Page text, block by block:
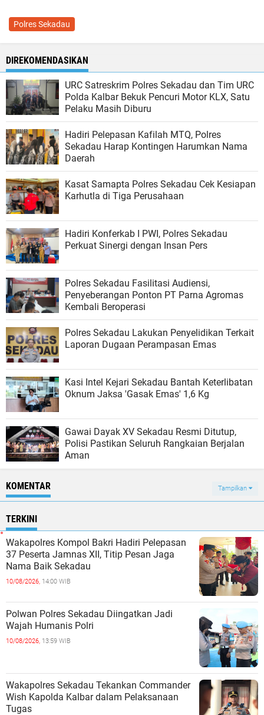
Polres Sekadau
DIREKOMENDASIKAN
URC Satreskrim Polres Sekadau dan Tim URC
Polda Kalbar Bekuk Pencuri Motor KLX, Satu
Pelaku Masih Diburu
Hadiri Pelepasan Kafilah MTQ, Polres
Sekadau Harap Kontingen Harumkan Nama
Daerah
Kasat Samapta Polres Sekadau Cek Kesiapan
Karhutla di Tiga Perusahaan
Hadiri Konferkab I PWI, Polres Sekadau
Perkuat Sinergi dengan Insan Pers
Polres Sekadau Fasilitasi Audiensi,
Penyeberangan Ponton PT Parna Agromas
Kembali Beroperasi
Polres Sekadau Lakukan Penyelidikan Terkait
Laporan Dugaan Perampasan Emas
​Kasi Intel Kejari Sekadau Bantah Keterlibatan
Oknum Jaksa 'Gasak Emas' 1,6 Kg
Gawai Dayak XV Sekadau Resmi Ditutup,
Polisi Pastikan Seluruh Rangkaian Berjalan
Aman
KOMENTAR Tampilkan
TERKINI
Wakapolres Kompol Bakri Hadiri Pelepasan
37 Peserta Jamnas XII, Titip Pesan Jaga
Nama Baik Sekadau
10/08/2026, 14:00 WIB
Polwan Polres Sekadau Diingatkan Jadi
Wajah Humanis Polri
10/08/2026, 13:59 WIB
Wakapolres Sekadau Tekankan Commander
Wish Kapolda Kalbar dalam Pelaksanaan
Tugas